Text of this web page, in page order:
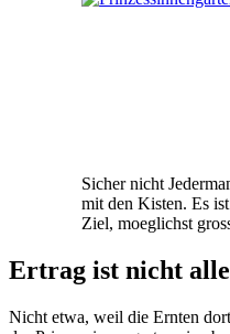
Sicher nicht
mit den Kisten. Es
Ziel, moeglichst
Ertrag ist nicht
Nicht etwa, weil die Ernten